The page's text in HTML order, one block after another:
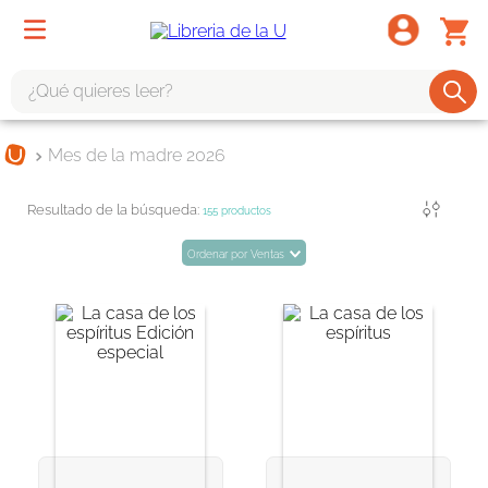
Mes de la madre 2026
155 productos
Ordenar por Ventas
TÉRMINOS MÁS BUSCADOS
2.
tote bag -
edición especial
divina comedia